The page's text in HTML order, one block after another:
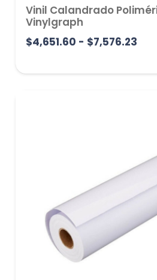
Vinil Calandrado
Vinylgraph
$4,651.60 - $7,576.23